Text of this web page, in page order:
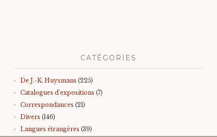
CATÉGORIES
De J.-K. Huysmans (225)
Catalogues d'expositions (7)
Correspondances (21)
Divers (146)
Langues étrangères (39)